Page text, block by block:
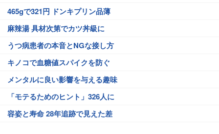
465gで321円 ドンキプリン品薄
麻辣湯 具材次第でカツ丼級に
うつ病患者の本音とNGな接し方
キノコで血糖値スパイクを防ぐ
メンタルに良い影響を与える趣味
「モテるためのヒント」326人に
容姿と寿命 28年追跡で見えた差